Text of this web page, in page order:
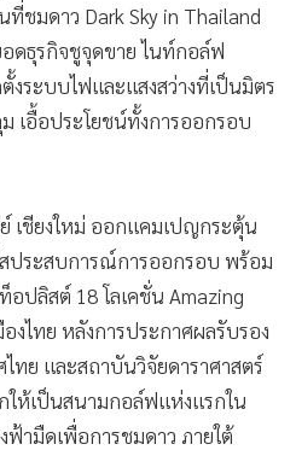
ที่ชมดาว Dark Sky in Thailand
ดธุรกิจชูจุดขาย ไนท์กอล์ฟ
งระบบไฟและแสงสว่างที่เป็นมิตร
เอื้อประโยชน์ทั้งการออกรอบ
เชียงใหม่ ออกแคมเปญกระตุ้น
ประสบการณ์การออกรอบ พร้อม
ปลิสต์ 18 โลเคชั่น Amazing
งไทย หลังการประกาศผลรับรอง
ทย และสถาบันวิจัยดาราศาสตร์
ให้เป็นสนามกอล์ฟแห่งแรกใน
ามืดเพื่อการชมดาว ภายใต้